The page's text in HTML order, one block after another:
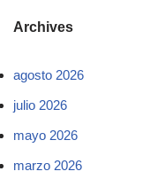
Archives
agosto 2026
julio 2026
mayo 2026
marzo 2026